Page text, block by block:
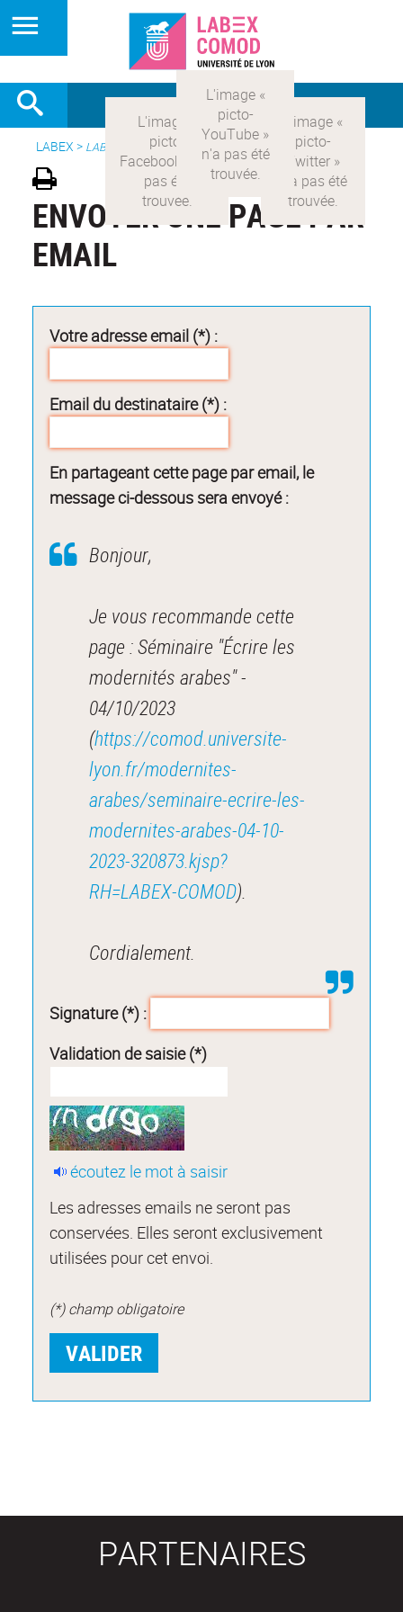
LABEX > LABEX COMOD
ENVOYER UNE PAGE PAR
EMAIL
Votre adresse email (*) :
Email du destinataire (*) :
En partageant cette page par email, le
message ci-dessous sera envoyé :
Bonjour,
Je vous recommande cette
page : Séminaire "Écrire les
modernités arabes" -
04/10/2023
(https://comod.universite-
lyon.fr/modernites-
arabes/seminaire-ecrire-les-
modernites-arabes-04-10-
2023-320873.kjsp?
RH=LABEX-COMOD).
Cordialement.
Signature (*) :
Validation de saisie (*)
écoutez le mot à saisir
Les adresses emails ne seront pas
conservées. Elles seront exclusivement
utilisées pour cet envoi.
(*) champ obligatoire
PARTENAIRES